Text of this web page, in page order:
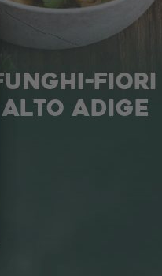
FIORI
ALTO ADIGE